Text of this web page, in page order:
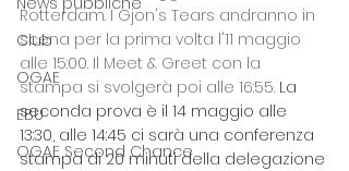
Club
OGAE
EBU
OGAE Second Chance
Rotterdam. I Gjon's Tears andranno in
scena per la prima volta l'11 maggio
alle 15:00. Il Meet & Greet con la
stampa si svolgerà poi alle 16:55. La
seconda prova è il 14 maggio alle
13:30, alle 14:45 ci sarà una conferenza
stampa di 20 minuti della delegazione